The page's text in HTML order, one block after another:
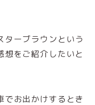
ターブラウンという
想をご紹介したいと
でお出かけするとき